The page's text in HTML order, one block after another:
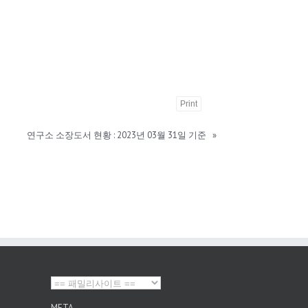
Print
연구소 소장도서 현황 : 2023년 03월 31일 기준 »